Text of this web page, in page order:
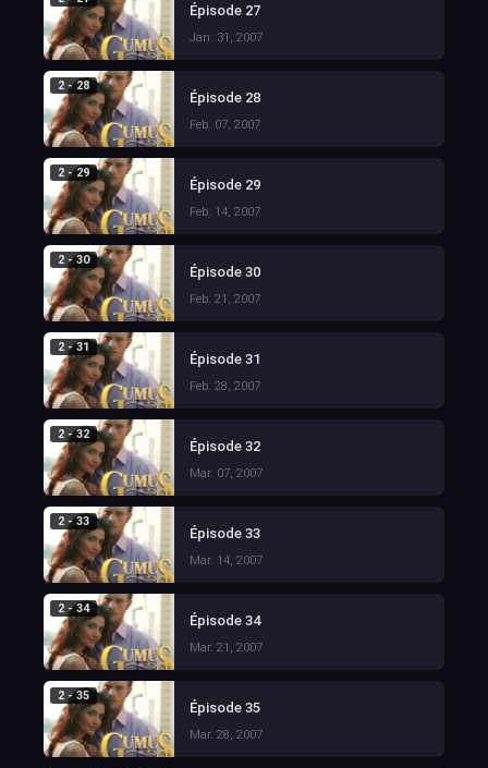
Épisode 27
Jan. 31, 2007
2 - 28
Épisode 28
Feb. 07, 2007
2 - 29
Épisode 29
Feb. 14, 2007
2 - 30
Épisode 30
Feb. 21, 2007
2 - 31
Épisode 31
Feb. 28, 2007
2 - 32
Épisode 32
Mar. 07, 2007
2 - 33
Épisode 33
Mar. 14, 2007
2 - 34
Épisode 34
Mar. 21, 2007
2 - 35
Épisode 35
Mar. 28, 2007